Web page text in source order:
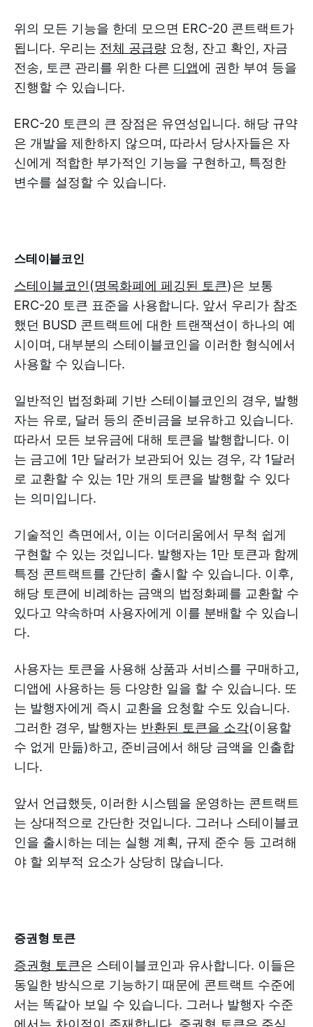
위의 모든 기능을 한데 모으면 ERC-20 콘트랙트가
됩니다. 우리는 전체 공급량 요청, 잔고 확인, 자금
전송, 토큰 관리를 위한 다른 디앱에 권한 부여 등을
진행할 수 있습니다.
ERC-20 토큰의 큰 장점은 유연성입니다. 해당 규약
은 개발을 제한하지 않으며, 따라서 당사자들은 자
신에게 적합한 부가적인 기능을 구현하고, 특정한
변수를 설정할 수 있습니다.
스테이블코인
스테이블코인 (명목화폐에 페깅된 토큰)은 보통
ERC-20 토큰 표준을 사용합니다. 앞서 우리가 참조
했던 BUSD 콘트랙트에 대한 트랜잭션이 하나의 예
시이며, 대부분의 스테이블코인을 이러한 형식에서
사용할 수 있습니다.
일반적인 법정화폐 기반 스테이블코인의 경우, 발행
자는 유로, 달러 등의 준비금을 보유하고 있습니다.
따라서 모든 보유금에 대해 토큰을 발행합니다. 이
는 금고에 1만 달러가 보관되어 있는 경우, 각 1달러
로 교환할 수 있는 1만 개의 토큰을 발행할 수 있다
는 의미입니다.
기술적인 측면에서, 이는 이더리움에서 무척 쉽게
구현할 수 있는 것입니다. 발행자는 1만 토큰과 함께
특정 콘트랙트를 간단히 출시할 수 있습니다. 이후,
해당 토큰에 비례하는 금액의 법정화폐를 교환할 수
있다고 약속하며 사용자에게 이를 분배할 수 있습니
다.
사용자는 토큰을 사용해 상품과 서비스를 구매하고,
디앱에 사용하는 등 다양한 일을 할 수 있습니다. 또
는 발행자에게 즉시 교환을 요청할 수도 있습니다.
그러한 경우, 발행자는 반환된 토큰을 소각(이용할
수 없게 만듦)하고, 준비금에서 해당 금액을 인출합
니다.
앞서 언급했듯, 이러한 시스템을 운영하는 콘트랙트
는 상대적으로 간단한 것입니다. 그러나 스테이블코
인을 출시하는 데는 실행 계획, 규제 준수 등 고려해
야 할 외부적 요소가 상당히 많습니다.
증권형 토큰
증권형 토큰은 스테이블코인과 유사합니다. 이들은
동일한 방식으로 기능하기 때문에 콘트랙트 수준에
서는 똑같아 보일 수 있습니다. 그러나 발행자 수준
에서는 차이점이 존재합니다. 증권형 토큰은 주식,